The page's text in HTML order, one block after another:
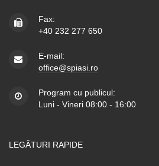
Fax:
+40 232 277 650
E-mail:
office@spiasi.ro
Program cu publicul:
Luni - Vineri 08:00 - 16:00
LEGĂTURI RAPIDE